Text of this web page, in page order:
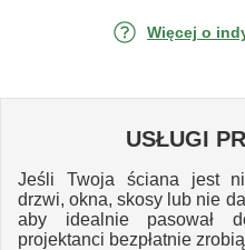
Więcej o
USŁUGI
Jeśli Twoja ściana jest
drzwi, okna, skosy lub nie
aby idealnie pasował
projektanci bezpłatnie